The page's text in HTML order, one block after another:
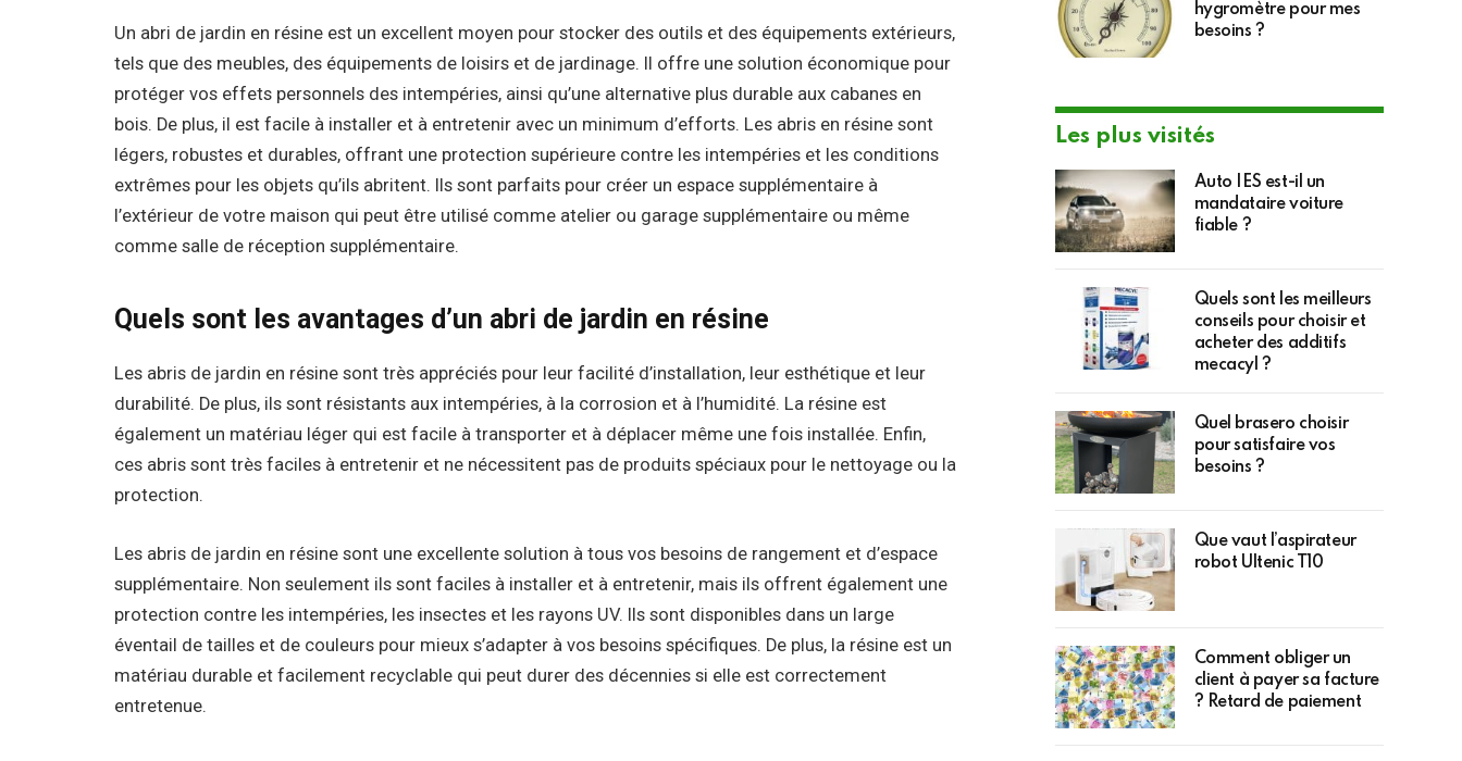
Un abri de jardin en résine est un excellent moyen pour stocker des outils et des équipements extérieurs,
tels que des meubles, des équipements de loisirs et de jardinage. Il offre une solution économique pour
protéger vos effets personnels des intempéries, ainsi qu’une alternative plus durable aux cabanes en
bois. De plus, il est facile à installer et à entretenir avec un minimum d’efforts. Les abris en résine sont
légers, robustes et durables, offrant une protection supérieure contre les intempéries et les conditions
extrêmes pour les objets qu’ils abritent. Ils sont parfaits pour créer un espace supplémentaire à
l’extérieur de votre maison qui peut être utilisé comme atelier ou garage supplémentaire ou même
comme salle de réception supplémentaire.
Quels sont les avantages d’un abri de jardin en résine
Les abris de jardin en résine sont très appréciés pour leur facilité d’installation, leur esthétique et leur
durabilité. De plus, ils sont résistants aux intempéries, à la corrosion et à l’humidité. La résine est
également un matériau léger qui est facile à transporter et à déplacer même une fois installée. Enfin,
ces abris sont très faciles à entretenir et ne nécessitent pas de produits spéciaux pour le nettoyage ou la
protection.
Les abris de jardin en résine sont une excellente solution à tous vos besoins de rangement et d’espace
supplémentaire. Non seulement ils sont faciles à installer et à entretenir, mais ils offrent également une
protection contre les intempéries, les insectes et les rayons UV. Ils sont disponibles dans un large
éventail de tailles et de couleurs pour mieux s’adapter à vos besoins spécifiques. De plus, la résine est un
matériau durable et facilement recyclable qui peut durer des décennies si elle est correctement
entretenue.
hygromètre pour mes
besoins ?
Les plus visités
Auto IES est-il un
mandataire voiture
fiable ?
Quels sont les meilleurs
conseils pour choisir et
acheter des additifs
mecacyl ?
Quel brasero choisir
pour satisfaire vos
besoins ?
Que vaut l’aspirateur
robot Ultenic T10
Comment obliger un
client à payer sa facture
? Retard de paiement